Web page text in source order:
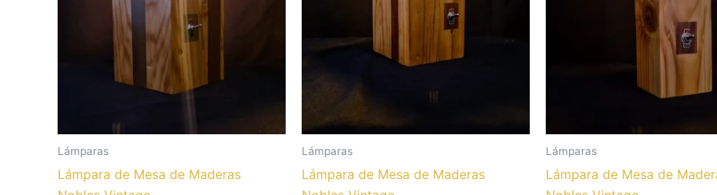
Lámparas
Lámpara de Mesa de Maderas
Lámparas
Lámpara de Mesa de Maderas
Lámparas
Lámpara de Mesa de